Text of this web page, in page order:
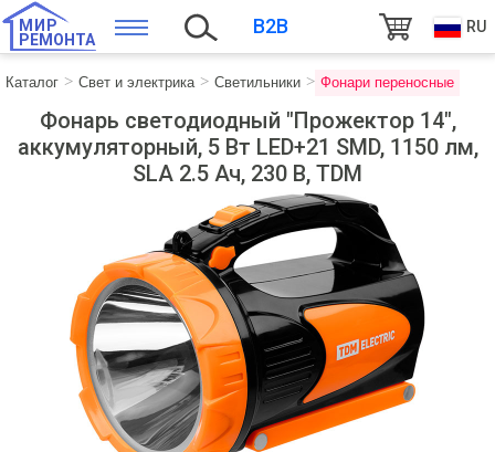
МИР
РЕМОНТА
B2B RU
Каталог Свет и электрика Светильники Фонари переносные
Фонарь светодиодный "Прожектор 14",
аккумуляторный, 5 Вт LED+21 SMD, 1150 лм,
SLA 2.5 Ач, 230 В, TDM